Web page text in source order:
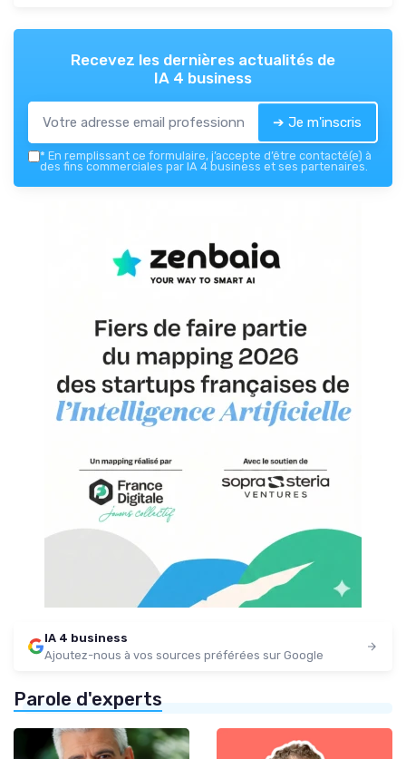
Recevez les dernières actualités de
IA 4 business
➔ Je m'inscris
* En remplissant ce formulaire, j’accepte d’être contacté(e) à
des fins commerciales par IA 4 business et ses partenaires.
IA 4 business
Ajoutez-nous à vos sources préférées sur Google
Parole d'experts